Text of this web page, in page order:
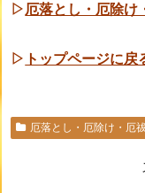
▷ 厄落とし・厄除け
▷ トップページに戻
厄落とし・厄除け・厄